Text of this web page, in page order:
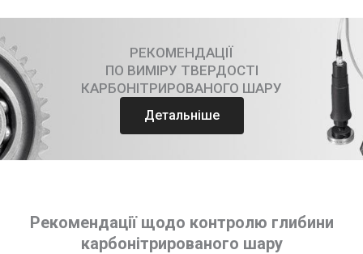
РЕКОМЕНДАЦІЇ
ПО ВИМІРУ ТВЕРДОСТІ
КАРБОНІТРИРОВАНОГО ШАРУ
Детальніше
Рекомендації щодо контролю глибини
карбонітрированого шару